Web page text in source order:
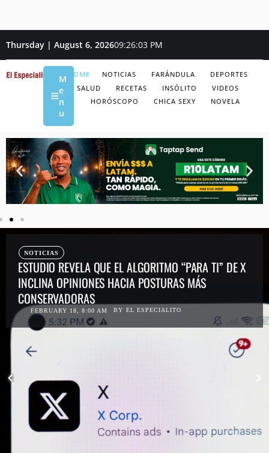
Thursday | August 6, 202609:26:07 PM
HOME NOTICIAS FARÁNDULA
DEPORTES
SALUD
RECETAS INSÓLITO
VIDEOS
HORÓSCOPO
CHICA SEXY NOVELA
M
e
n
u
NOTICIAS
ESTUDIO REVELA QUE EL ALGORITMO “PARA TI” DE X
INCLINA OPINIONES HACIA POSTURAS MÁS
CONSERVADORAS
FEBRUARY 18, 8:00 AM BY EL ESPECIALITO